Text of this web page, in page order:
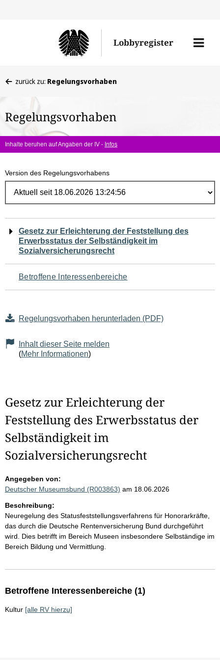
Lobbyregister
Menü
befinden
hier:
zurück zu: Regelungsvorhaben
Regelungsvorhaben
Inhalte beruhen auf Angaben der IV - Infos
Version des Regelungsvorhabens
Navigation
für
den
Seiteninhalt
Gesetz zur Erleichterung der Feststellung des
Erwerbsstatus der Selbständigkeit im
Sozialversicherungsrecht
Betroffene Interessenbereiche
Regelungsvorhaben herunterladen (PDF)
Inhalt dieser Seite melden
(Mehr Informationen)
Gesetz zur Erleichterung der
Feststellung des Erwerbsstatus der
Selbständigkeit im
Sozialversicherungsrecht
Angegeben von:
Deutscher Museumsbund (R003863) am 18.06.2026
Beschreibung:
Neuregelung des Statusfeststellungsverfahrens für Honorarkräfte,
das durch die Deutsche Rentenversicherung Bund durchgeführt
wird. Dies betrifft im Bereich Museen insbesondere Selbständige im
Bereich Bildung und Vermittlung.
Betroffene Interessenbereiche (1)
Kultur [alle RV hierzu]